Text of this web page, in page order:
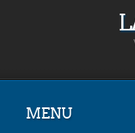
MENU